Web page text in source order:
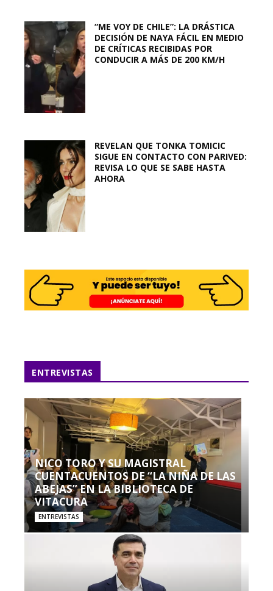
“ME VOY DE CHILE”: LA DRÁSTICA
DECISIÓN DE NAYA FÁCIL EN MEDIO
DE CRÍTICAS RECIBIDAS POR
CONDUCIR A MÁS DE 200 KM/H
REVELAN QUE TONKA TOMICIC
SIGUE EN CONTACTO CON PARIVED:
REVISA LO QUE SE SABE HASTA
AHORA
ENTREVISTAS
NICO TORO Y SU MAGISTRAL
CUENTACUENTOS DE “LA NIÑA DE LAS
ABEJAS” EN LA BIBLIOTECA DE
VITACURA
ENTREVISTAS